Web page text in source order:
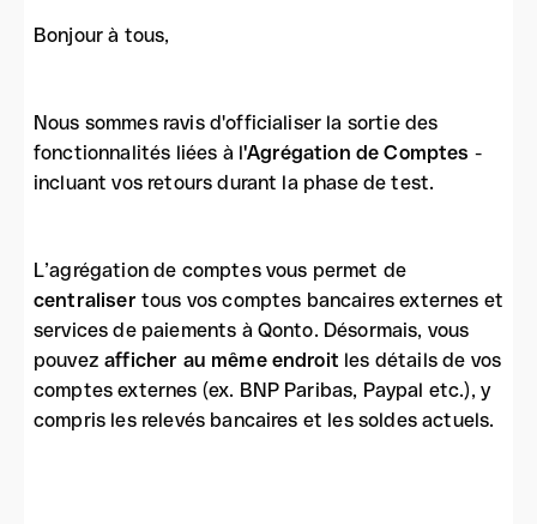
Bonjour à tous,
Nous sommes ravis d'officialiser la sortie des
fonctionnalités liées à l'Agrégation de Comptes -
incluant vos retours durant la phase de test.
L’agrégation de comptes vous permet de
centraliser tous vos comptes bancaires externes et
services de paiements à Qonto. Désormais, vous
pouvezafficher au même endroit les détails de vos
comptes externes (ex. BNP Paribas, Paypal etc.), y
compris les relevés bancaires et les soldes actuels.